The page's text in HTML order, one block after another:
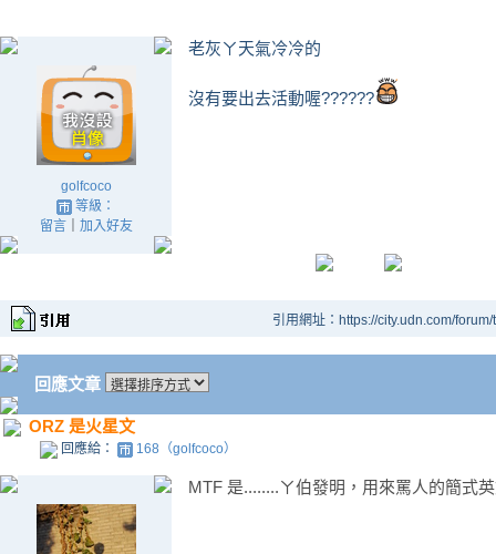
golfcoco
等級：
留言｜ 加入好友
老灰ㄚ天氣冷冷的
沒有要出去活動喔??????
引用網址：https://city.udn.com/
回應文章
ORZ 是火星文
回應給： 168（golfcoco）
MTF 是........ㄚ伯發明，用來罵人的簡式